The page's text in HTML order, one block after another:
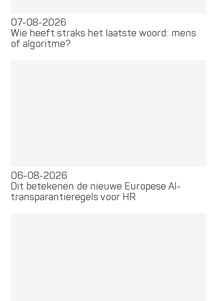
07-08-2026
Wie heeft straks het laatste woord: mens
of algoritme?
06-08-2026
Dit betekenen de nieuwe Europese AI-
transparantieregels voor HR